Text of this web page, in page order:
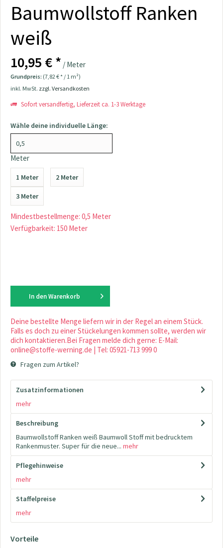
Baumwollstoff Ranken
weiß
10,95 € * / Meter
Grundpreis: (7,82 € * / 1 m²)
inkl. MwSt. zzgl. Versandkosten
Sofort versandfertig, Lieferzeit ca. 1-3 Werktage
Wähle deine individuelle Länge:
Meter
1 Meter 2 Meter
3 Meter
Mindestbestellmenge: 0,5 Meter
Verfügbarkeit: 150 Meter
In den Warenkorb
Deine bestellte Menge liefern wir in der Regel an einem Stück.
Falls es doch zu einer Stückelungen kommen sollte, werden wir
dich kontaktieren.Bei Fragen melde dich gerne: E-Mail:
online@stoffe-werning.de | Tel: 05921-713 999 0
Fragen zum Artikel?
Zusatzinformationen
mehr
Beschreibung
Baumwollstoff Ranken weiß Baumwoll Stoff mit bedrucktem
Rankenmuster. Super für die neue... mehr
Pflegehinweise
mehr
Staffelpreise
mehr
Vorteile